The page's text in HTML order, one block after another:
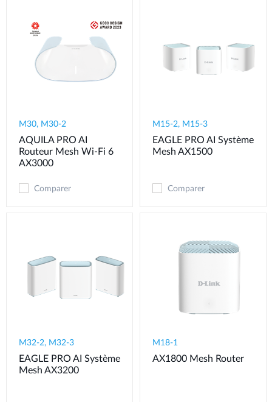
M30, M30-2
AQUILA PRO AI
Routeur Mesh Wi-Fi 6
AX3000
Comparer
M15-2, M15-3
EAGLE PRO AI Système
Mesh AX1500
Comparer
M32-2, M32-3
EAGLE PRO AI Système
Mesh AX3200
M18-1
AX1800 Mesh Router